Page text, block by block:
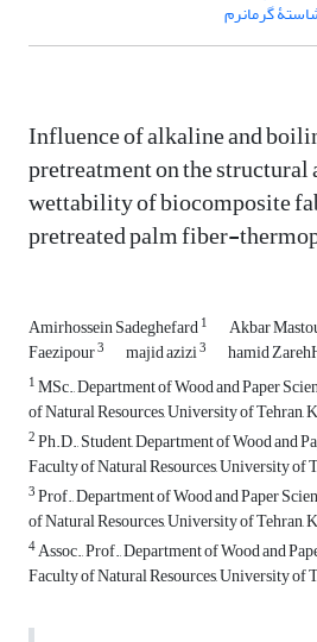
گرمانرم
Influence of alkaline and
pretreatment on the structural
wettability of biocomposite
pretreated palm fiber-
Amirhossein Sadeghefard1 Akbar
Faezipour3 majid azizi3 hamid
1MSc., Department of Wood and Paper
of Natural Resources, University of Tehran,
2Ph.D., Student, Department of Wood and
Faculty of Natural Resources, University of
3Prof., Department of Wood and Paper
of Natural Resources, University of Tehran,
4Assoc., Prof., Department of Wood and
Faculty of Natural Resources, University of